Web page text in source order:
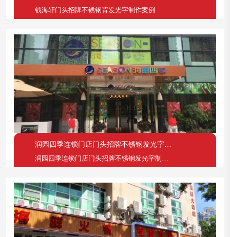
钱海轩门头招牌不锈钢背发光字制作案例
润园四季连锁门店门头招牌不锈钢发光字制作案例
润园四季连锁门店门头招牌不锈钢发光字制作案例